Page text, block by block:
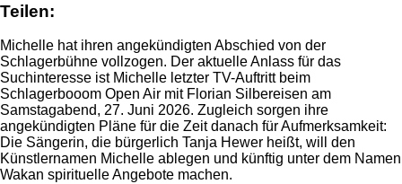
Teilen:
Michelle hat ihren angekündigten Abschied von der
Schlagerbühne vollzogen. Der aktuelle Anlass für das
Suchinteresse ist Michelle letzter TV-Auftritt beim
Schlagerbooom Open Air mit Florian Silbereisen am
Samstagabend, 27. Juni 2026. Zugleich sorgen ihre
angekündigten Pläne für die Zeit danach für Aufmerksamkeit:
Die Sängerin, die bürgerlich Tanja Hewer heißt, will den
Künstlernamen Michelle ablegen und künftig unter dem Namen
Wakan spirituelle Angebote machen.